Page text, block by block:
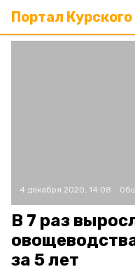
Портал Курского
4 декабря 2020, 14:08
В 7 раз
за 5 лет